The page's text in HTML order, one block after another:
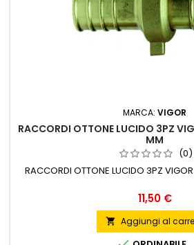
MARCA: VIGOR
RACCORDI OTTONE LUCIDO 3PZ
MM
(0)
RACCORDI OTTONE LUCIDO 3PZ
Prezzo
11,50 €
 Aggiungi al